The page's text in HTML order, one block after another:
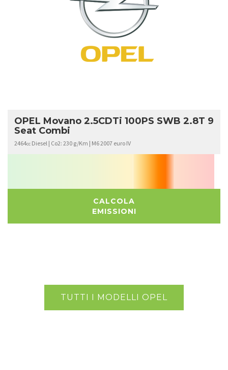
OPEL Movano 2.5CDTi 100PS SWB 2.8T 9
Seat Combi
2464cc Diesel | Co2: 230 g/Km | M6 2007 euro IV
CALCOLA
EMISSIONI
TUTTI I MODELLI OPEL